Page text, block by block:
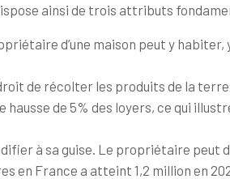
ainsi de trois attributs
d’une maison peut y
de récolter les produits de la
de 5% des loyers, ce qui
à sa guise. Le propriétaire peut
en France a atteint 1,2 million en